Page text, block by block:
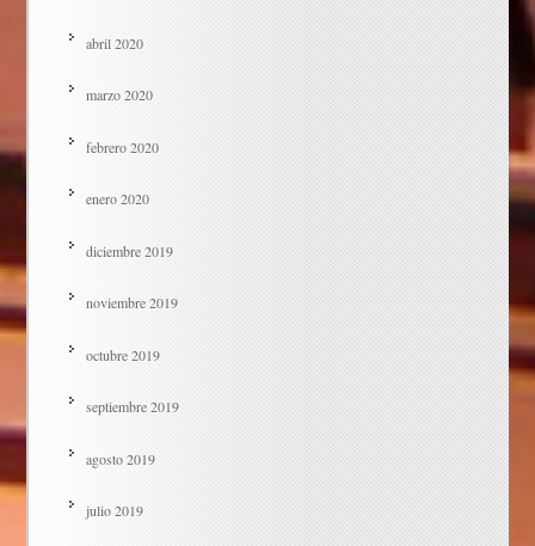
abril 2020
marzo 2020
febrero 2020
enero 2020
diciembre 2019
noviembre 2019
octubre 2019
septiembre 2019
agosto 2019
julio 2019